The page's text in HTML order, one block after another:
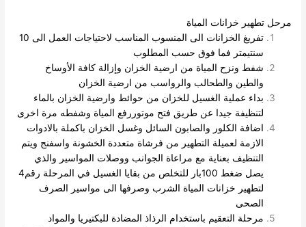
مرحل تطهير خزانات المياة
تفريغ الخزانات الى المنسوب المناسب لاحتياجات العمل الى 10
سنتيمتر فما فوق حسب المطلوب
شفط ونزح المياة من ارضية الخزان وإزالة كافة الأوساخ
والطين والطحالب والرواسب من ارضية الخزان
بداء عملية الغسيل للخزان من حوائط وارضية الخزان بالماء
لتنظيفة جيدا عن طريق فتح موتوررفع المياة وشفطه مرة اخرى
اضافة الكلور والصابون السائل وغسل الخزان باكملة بالادوات
الازمة لعميلة التطهير من فرشاة متعددة الخشونة واسفنج ويتم
التنظيف بعناية مع مراعاة الجوانب ووصلات المواسير والذي
يصل ضغط 100بار للتخلص من بقايا الغسيل في المرحلة رقم4
لتطهير خزانات المياة الشرب وصرفها الى مواسير الصرف
الصحى
مرحلة التعقيم باستخدام الرذاذ المضادة للبكتيريا والمواد